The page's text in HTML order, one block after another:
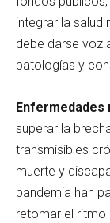
integrar la salud
debe darse voz
patologías y
Enfermedades
superar la
transmisibles
muerte y
pandemia han
retomar el